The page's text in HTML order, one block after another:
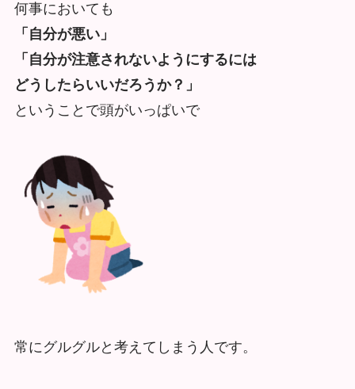
何事においても
「自分が悪い」
「自分が注意されないようにするには
どうしたらいいだろうか？」
ということで頭がいっぱいで
常にグルグルと考えてしまう人です。